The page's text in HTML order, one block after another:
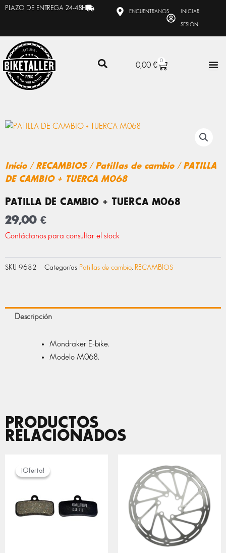
PLAZO DE ENTREGA 24-48H
ENCUENTRANOS INICIAR
SESIÓN
0,00€
0
CARRITO
Inicio/ RECAMBIOS/ Patillas de cambio/ PATILLA
DE CAMBIO + TUERCA M068
PATILLA DE CAMBIO + TUERCA M068
29,00 €
Contáctanos para consultar el stock
SKU 9682 Categorías Patillas de cambio RECAMBIOS
Descripción
Mondraker E-bike.
Modelo M068.
PRODUCTOS
RELACIONADOS
¡Oferta!
¡Oferta!PRECIO
ORIGINAL
18,00 €.14,99 €.